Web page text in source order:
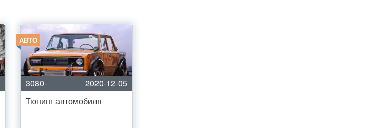
АВТО
3080
2020-12-05
Тюнинг автомобиля